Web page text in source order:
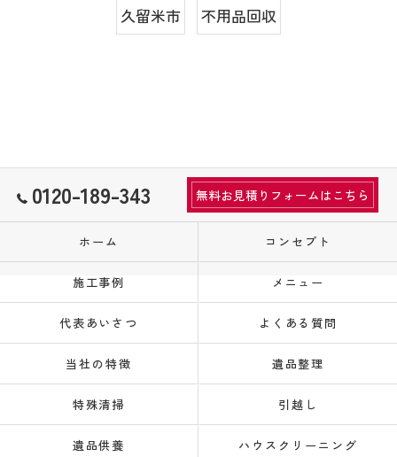
久留米市 不用品回収
0120-189-343 無料お見積りフォームはこちら
ホーム コンセプト
施工事例 メニュー
代表あいさつ よくある質問
当社の特徴 遺品整理
特殊清掃 引越し
遺品供養 ハウスクリーニング